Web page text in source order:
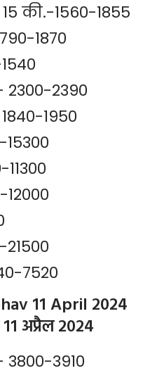
की.-1560-1855
1870
2300-2390
1950
7520
11 April 2024
11 अप्रैल 2024
3910